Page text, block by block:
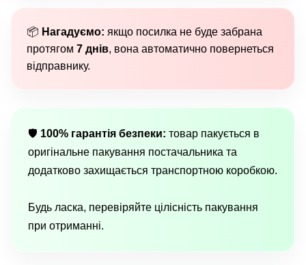
📦 Нагадуємо: якщо посилка не буде забрана
протягом 7 днів, вона автоматично повернеться
відправнику.
🛡 100% гарантія безпеки: товар пакується в
оригінальне пакування постачальника та
додатково захищається транспортною коробкою.
Будь ласка, перевіряйте цілісність пакування
при отриманні.